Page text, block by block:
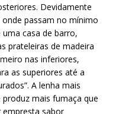
Devidamente
onde passam no mínimo
uma casa de barro,
prateleiras de madeira
nas inferiores,
as superiores até a
A lenha mais
mais fumaça que
sabor